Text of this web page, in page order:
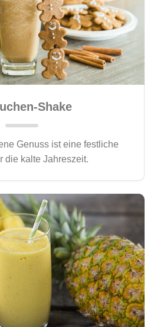
Shake
Genuss ist eine festliche
die kalte Jahreszeit.